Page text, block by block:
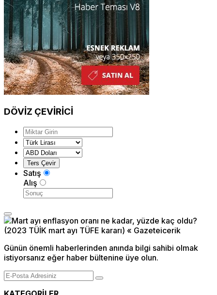
DÖVİZ ÇEVİRİCİ
Satış
Alış
Günün önemli haberlerinden anında bilgi sahibi olmak
istiyorsanız eğer haber bültenine üye olun.